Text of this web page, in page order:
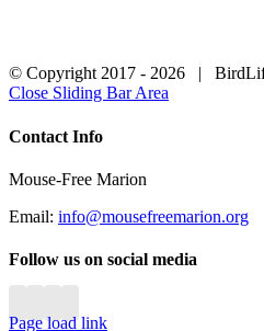
© Copyright 2017 - 2026 |
Close Sliding Bar Area
Contact Info
Mouse-Free Marion
Email: info@mousefreemarion.org
Follow us on social media
Page load link